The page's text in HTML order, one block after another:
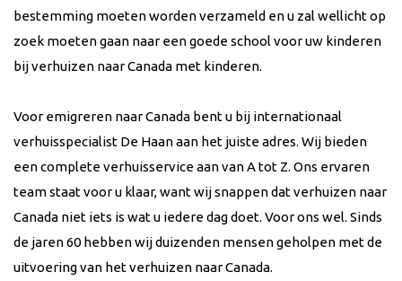
bestemming moeten worden verzameld en u zal wellicht op
zoek moeten gaan naar een goede school voor uw kinderen
bij verhuizen naar Canada met kinderen.
Voor emigreren naar Canada bent u bij internationaal
verhuisspecialist De Haan aan het juiste adres. Wij bieden
een complete verhuisservice aan van A tot Z. Ons ervaren
team staat voor u klaar, want wij snappen dat verhuizen naar
Canada niet iets is wat u iedere dag doet. Voor ons wel. Sinds
de jaren 60 hebben wij duizenden mensen geholpen met de
uitvoering van het verhuizen naar Canada.